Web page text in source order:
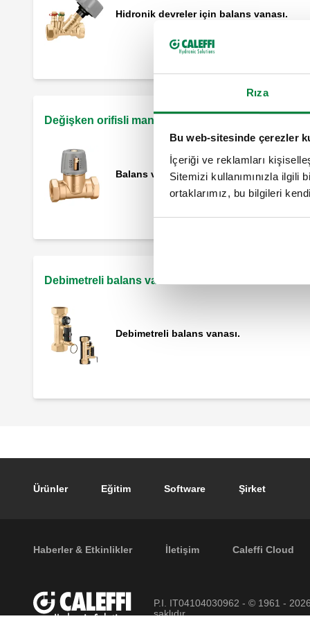
Rıza
Bu web-sitesinde çerezler
İçeriği ve reklamları
Sitemizi kullanımınızla ilgili
ortaklarımız, bu bilgileri
Hidronik devreler için balans vanası.
Değişken orifisli manuel balans vanası
Balans vanası.
Debimetreli balans vanası
Debimetreli balans vanası.
Footer main navigation
Ürünler Eğitim Software Şirket
Footer secondary navigation
Haberler & Etkinlikler İletişim Caleffi Cloud
P.I. IT04104030962 - © 1961 -
saklıdır